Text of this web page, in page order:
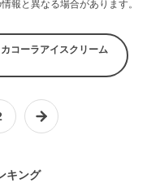
報と異なる場合があります。
コーラアイスクリーム
キング